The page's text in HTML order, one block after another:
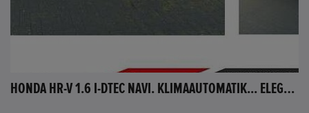
HONDA HR-V 1.6 I-DTEC NAVI. KLIMAAUTOMATIK... ELEGANCE